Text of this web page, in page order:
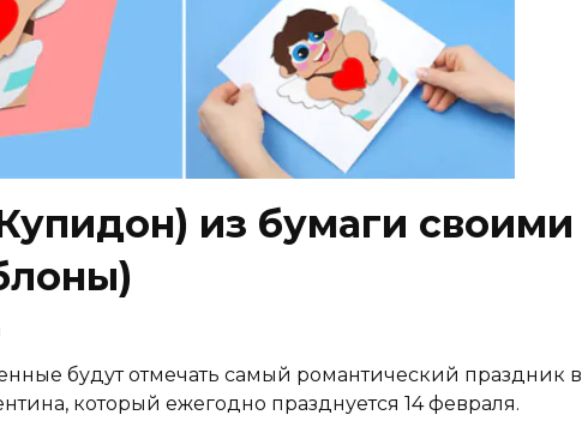
из бумаги своими
будут отмечать самый романтический праздник в
который ежегодно празднуется 14 февраля.